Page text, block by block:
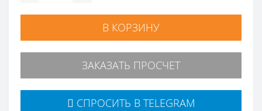
В КОРЗИНУ
ЗАКАЗАТЬ ПРОСЧЕТ
СПРОСИТЬ В TELEGRAM